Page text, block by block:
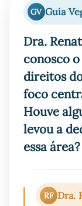
GV Guia
Dra.
conosco
direitos
foco
Houve
levou a
essa área?
RF Dra.